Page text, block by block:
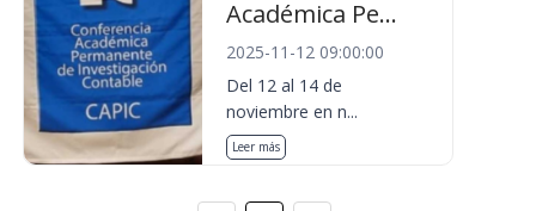
Académica Pe...
2025-11-12 09:00:00
Del 12 al 14 de
noviembre en n...
Leer más